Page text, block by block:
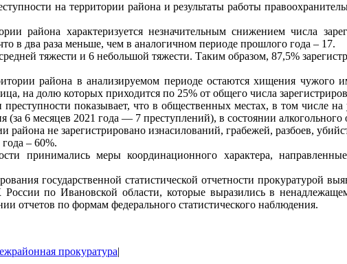
на территории района и результаты работы
района характеризуется незначительным снижением числа
в два раза меньше, чем в аналогичном периоде прошлого года – 17.
тяжести и 6 небольшой тяжести. Таким образом, 87,5%
района в анализируемом периоде остаются хищения чужого
на долю которых приходится по 25% от общего числа
показывает, что в общественных местах, в том числе
6 месяцев 2021 года — 7 преступлений), в состоянии
не зарегистрировано изнасилований, грабежей, разбоев,
– 60%.
принимались меры координационного характера,
государственной статистической отчетности
по Ивановской области, которые выразились в ненадлежащем
отчетов по формам федерального статистического наблюдения.
прокуратура|